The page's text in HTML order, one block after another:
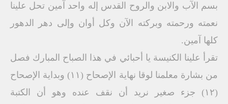
بسم الآب والابن والروح القدس إله واحد آمين تحل علينا
نعمته ورحمته وبركته الآن وكل أوان وإلى دهر الدهور
كلها آمين.
تقرأ علينا الكنيسة يا أحبائي في هذا الصباح المبارك فصل
من بشارة معلمنا لوقا نهاية الإصحاح (١١) وبداية الإصحاح
(١٢) جزء صغير نريد أن نقف عنده وهو أن الكتبة